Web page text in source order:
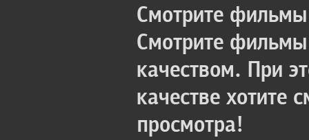
Смотрите
Смотрите
качеством. При
качестве хотите
просмотра!